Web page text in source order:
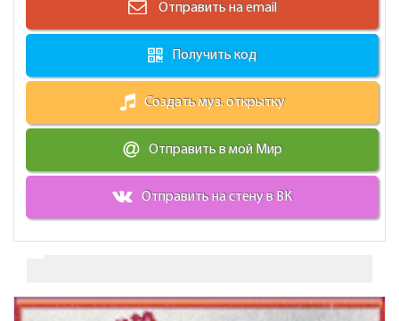
Отправить на email
Получить код
Создать муз. открытку
Отправить в мой Мир
Отправить на стену в ВК